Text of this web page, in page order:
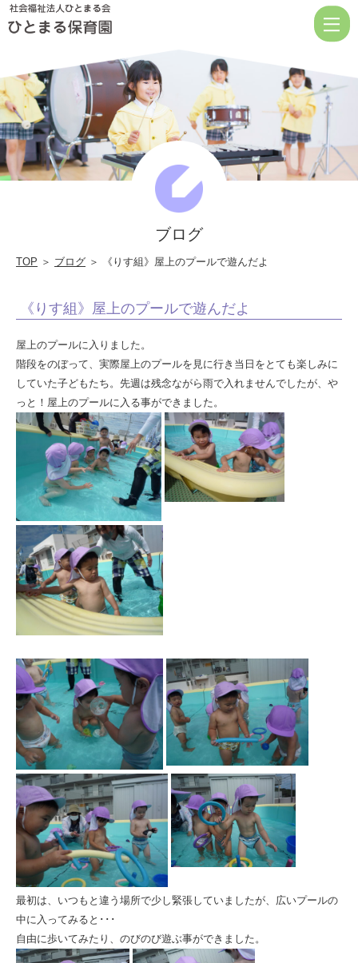
《り
す
組》
屋
上
の
プ
遊
ん
だ
よ
|
社
会
福
祉
法
人
ひ
と
ま
る
会
ブログ
TOP ＞ ブログ ＞ 《りす組》屋上のプールで遊んだよ
《りす組》屋上のプールで遊んだよ
屋上のプールに入りました。
階段をのぼって、実際屋上のプールを見に行き当日をとても楽しみに
していた子どもたち。先週は残念ながら雨で入れませんでしたが、や
っと！屋上のプールに入る事ができました。
最初は、いつもと違う場所で少し緊張していましたが、広いプールの
中に入ってみると･･･
自由に歩いてみたり、のびのび遊ぶ事ができました。